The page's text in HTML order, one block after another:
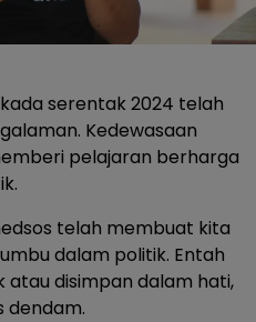
serentak 2024 telah
Kedewasaan
pelajaran berharga
telah membuat kita
dalam politik. Entah
atau disimpan dalam hati,
dendam.